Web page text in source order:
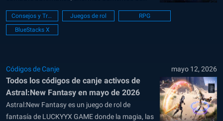
poder, monturas, mascotas, mejoras de equipo y
docenas de sistemas de progresión que se
desbloquean casi sin parar. Si bien el juego
Consejos y Trucos Juegos de rol
RPG
BlueStacks X
Códigos de Canje mayo 12, 2026
Todos los códigos de canje activos de
Astral:New Fantasy en mayo de 2026
Astral:New Fantasy es un juego de rol de
fantasía de LUCKYYX GAME donde la magia, las